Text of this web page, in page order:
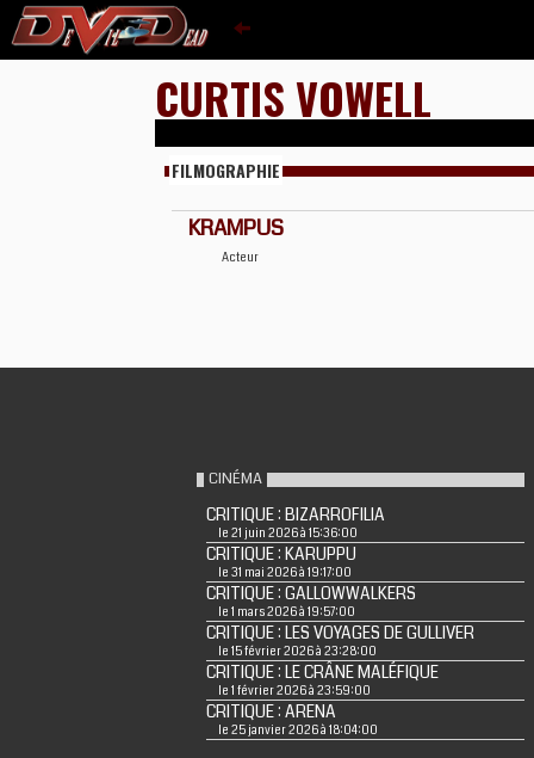
CURTIS VOWELL
FILMOGRAPHIE
KRAMPUS
Acteur
CINÉMA
CRITIQUE : BIZARROFILIA
le 21 juin 2026 à 15:36:00
CRITIQUE : KARUPPU
le 31 mai 2026 à 19:17:00
CRITIQUE : GALLOWWALKERS
le 1 mars 2026 à 19:57:00
CRITIQUE : LES VOYAGES DE GULLIVER
le 15 février 2026 à 23:28:00
CRITIQUE : LE CRÂNE MALÉFIQUE
le 1 février 2026 à 23:59:00
CRITIQUE : ARENA
le 25 janvier 2026 à 18:04:00